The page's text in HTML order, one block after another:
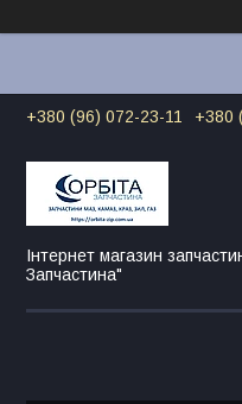
+380 (96) 072-23-11 +380
Інтернет магазин
Запчастина"